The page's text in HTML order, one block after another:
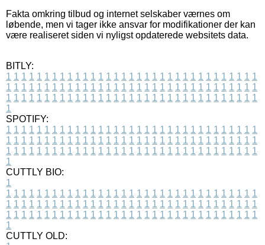
Fakta omkring tilbud og internet selskaber værnes om
løbende, men vi tager ikke ansvar for modifikationer der kan
være realiseret siden vi nyligst opdaterede websitets data.
BITLY:
1 1 1 1 1 1 1 1 1 1 1 1 1 1 1 1 1 1 1 1 1 1 1 1 1 1 1 1 1 1 1 1 1
1 1 1 1 1 1 1 1 1 1 1 1 1 1 1 1 1 1 1 1 1 1 1 1 1 1 1 1 1 1 1 1 1
1 1 1 1 1 1 1 1 1 1 1 1 1 1 1 1 1 1 1 1 1 1 1 1 1 1 1 1 1 1 1 1 1
1
SPOTIFY:
1 1 1 1 1 1 1 1 1 1 1 1 1 1 1 1 1 1 1 1 1 1 1 1 1 1 1 1 1 1 1 1 1
1 1 1 1 1 1 1 1 1 1 1 1 1 1 1 1 1 1 1 1 1 1 1 1 1 1 1 1 1 1 1 1 1
1 1 1 1 1 1 1 1 1 1 1 1 1 1 1 1 1 1 1 1 1 1 1 1 1 1 1 1 1 1 1 1 1
1
CUTTLY BIO:
1
1 1 1 1 1 1 1 1 1 1 1 1 1 1 1 1 1 1 1 1 1 1 1 1 1 1 1 1 1 1 1 1 1
1 1 1 1 1 1 1 1 1 1 1 1 1 1 1 1 1 1 1 1 1 1 1 1 1 1 1 1 1 1 1 1 1
1 1 1 1 1 1 1 1 1 1 1 1 1 1 1 1 1 1 1 1 1 1 1 1 1 1 1 1 1 1 1 1 1
1
CUTTLY OLD: